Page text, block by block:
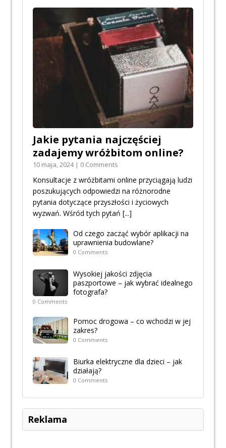
Jakie pytania najczęściej
zadajemy wróżbitom online?
10 maja, 2024 | 0 Comments
Konsultacje z wróżbitami online przyciągają ludzi
poszukujących odpowiedzi na różnorodne
pytania dotyczące przyszłości i życiowych
wyzwań. Wśród tych pytań [...]
Od czego zacząć wybór aplikacji na
uprawnienia budowlane?
0 Comments
Wysokiej jakości zdjęcia
paszportowe – jak wybrać idealnego
fotografa?
0 Comments
Pomoc drogowa – co wchodzi w jej
zakres?
0 Comments
Biurka elektryczne dla dzieci – jak
działają?
0 Comments
Reklama